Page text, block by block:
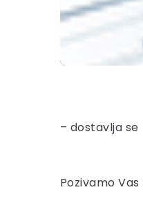
– dostavlja se
Pozivamo